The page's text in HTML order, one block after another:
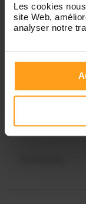
Les cookies
site Web,
analyser notre
Mercredi
Samedi